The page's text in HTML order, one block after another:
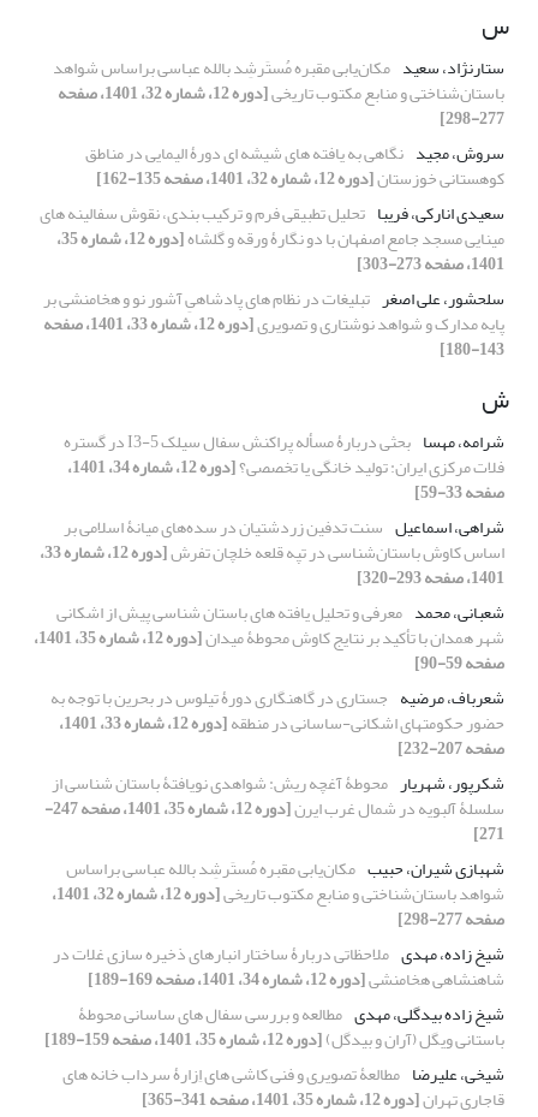
س
ستارنژاد، سعید مکان‌یابی مقبره مُستَرشِد بالله عباسی براساس شواهد
باستان‌شناختی و منابع مکتوب تاریخی [دوره 12، شماره 32، 1401، صفحه
277-298]
سروش، مجید نگاهی به یافته های شیشه ای دورۀ الیمایی در مناطق
کوهستانی خوزستان[دوره 12، شماره 32، 1401، صفحه 135-162]
سعیدی انارکی، فریبا تحلیل تطبیقی فرم و ترکیب بندی، نقوش سفالینه های
مینایی مسجد جامع اصفهان با دو نگارۀ ورقه و گلشاه [دوره 12، شماره 35،
1401، صفحه 273-303]
سلحشور، علی اصغر تبلیغات در نظام های پادشاهیِ آشور نو و هخامنشی بر
پایه مدارک و شواهد نوشتاری و تصویری [دوره 12، شماره 33، 1401، صفحه
143-180]
ش
شرامه، مهسا بحثی دربارۀ مسأله پراکنش سفال سیلک I3-5 در گستره
فلات مرکزی ایران: تولید خانگی یا تخصصی؟ [دوره 12، شماره 34، 1401،
صفحه 33-59]
شراهی، اسماعیل سنت تدفین زردشتیان در سده‌های میانۀ اسلامی بر
اساس کاوش باستان‌شناسی در تپه قلعه خلچان تفرش [دوره 12، شماره 33،
1401، صفحه 293-320]
شعبانی، محمد معرفی و تحلیل یافته های باستان شناسی پیش از اشکانی
شهر همدان با تأکید بر نتایج کاوش محوطۀ میدان [دوره 12، شماره 35، 1401،
صفحه 59-90]
شعرباف، مرضیه جستاری در گاهنگاری دورۀ تیلوس در بحرین با توجه به
حضور حکومتهای اشکانی-ساسانی در منطقه [دوره 12، شماره 33، 1401،
صفحه 207-232]
شکرپور، شهریار محوطۀ آغچه ریش: شواهدی نویافتۀ باستان شناسی از
سلسلۀ آلبویه در شمال غرب ایرن [دوره 12، شماره 35، 1401، صفحه 247-
271]
شهبازی شیران، حبیب مکان‌یابی مقبره مُستَرشِد بالله عباسی براساس
شواهد باستان‌شناختی و منابع مکتوب تاریخی [دوره 12، شماره 32، 1401،
صفحه 277-298]
شیخ زاده، مهدی ملاحظاتی دربارۀ ساختار انبارهای ذخیره سازی غلات در
شاهنشاهی هخامنشی[دوره 12، شماره 34، 1401، صفحه 169-189]
شیخ زاده بیدگلی، مهدی مطالعه و بررسی سفال های ساسانی محوطۀ
باستانی ویگل (آران و بیدگل)[دوره 12، شماره 35، 1401، صفحه 159-189]
شیخی، علیرضا مطالعۀ تصویری و فنی کاشی های اِزارۀ سرداب خانه های
قاجاری تهران[دوره 12، شماره 35، 1401، صفحه 341-365]